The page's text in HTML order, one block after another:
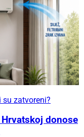
zatvoreni?
donose